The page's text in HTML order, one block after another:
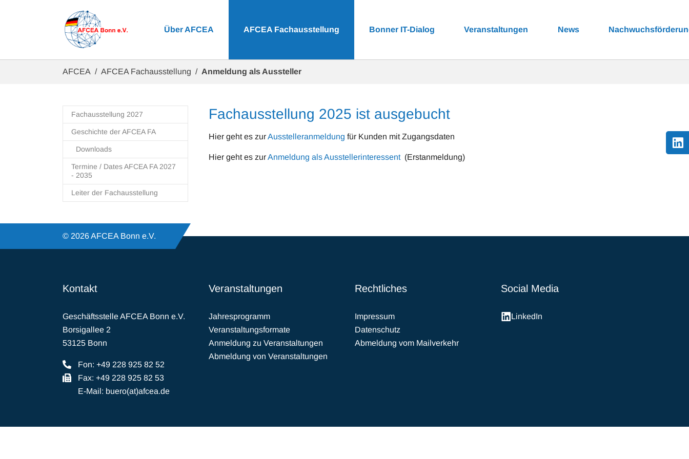
Über AFCEA AFCEA Fachausstellung Bonner IT-Dialog Veranstaltungen News
AFCEA AFCEA Fachausstellung Anmeldung als Aussteller
Fachausstellung 2027
Geschichte der AFCEA FA
Downloads
Termine / Dates AFCEA FA 2027
- 2035
Leiter der Fachausstellung
Fachausstellung 2025 ist ausgebucht
Hier geht es zurAusstelleranmeldung für Kunden mit Zugangsdaten
Hier geht es zurAnmeldung als Ausstellerinteressent(Erstanmeldung)
© 2026 AFCEA Bonn e.V.
Kontakt
Geschäftsstelle AFCEA Bonn e.V.
Borsigallee 2
53125 Bonn
Fon: +49 228 925 82 52
Fax: +49 228 925 82 53
E-Mail: buero(at)afcea.de
Veranstaltungen
Jahresprogramm
Veranstaltungsformate
Anmeldung zu Veranstaltungen
Abmeldung von Veranstaltungen
Rechtliches
Impressum
Datenschutz
Abmeldung vom Mailverkehr
Social Media
LinkedIn